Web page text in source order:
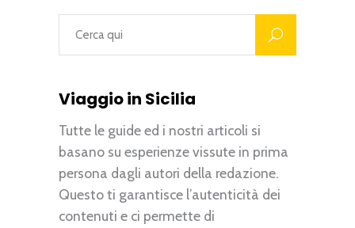
Viaggio in Sicilia
Tutte le guide ed i nostri articoli si
basano su esperienze vissute in prima
persona dagli autori della redazione.
Questo ti garantisce l’autenticità dei
contenuti e ci permette di